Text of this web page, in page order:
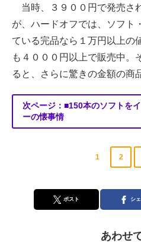
当時、３９００円で発売さ
が、ハードオフでは、ソフト
ている完品なら１万円以上の
も４０００円以上で販売中。
ると、さらに驚きの金額の商
次ページ：■150本のソフトを
ーの懐事情
1 2
ポスト シ
あわせ